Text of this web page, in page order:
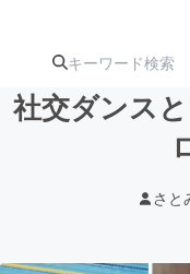
ジェ
社交ダンス
さと